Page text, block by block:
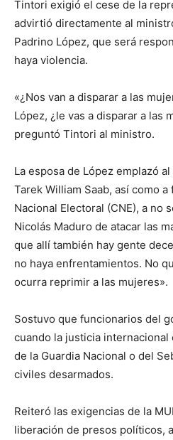
Tintori exigió el cese de la
advirtió directamente al
Padrino López, que será
haya violencia.
«¿Nos van a disparar a las
López, ¿le vas a disparar a las
preguntó Tintori al ministro.
La esposa de López emplazó
Tarek William Saab, así como
Nacional Electoral (CNE), a no
Nicolás Maduro de atacar las
que allí también hay gente
no haya enfrentamientos. No
ocurra reprimir a las mujeres».
Sostuvo que funcionarios del
cuando la justicia internacional
de la Guardia Nacional o del
civiles desarmados.
Reiteró las exigencias de la
liberación de presos políticos,